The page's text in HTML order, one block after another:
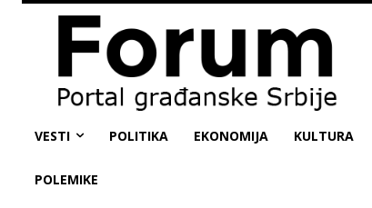
VESTI POLITIKA EKONOMIJA KULTURA
POLEMIKE